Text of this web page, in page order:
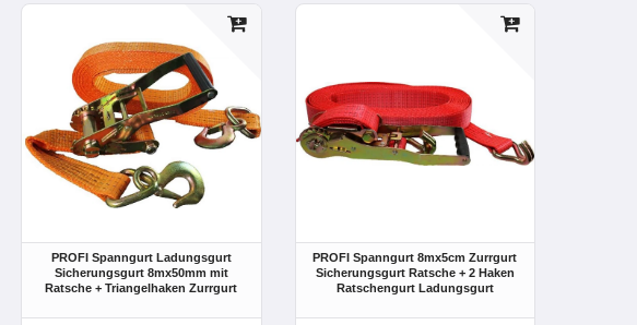
PROFI Spanngurt Ladungsgurt
Sicherungsgurt 8mx50mm mit
Ratsche + Triangelhaken Zurrgurt
PROFI Spanngurt 8mx5cm Zurrgurt
Sicherungsgurt Ratsche + 2 Haken
Ratschengurt Ladungsgurt